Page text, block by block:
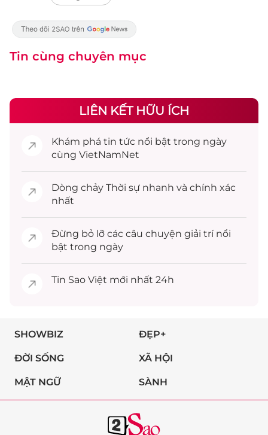
Tin cùng chuyên mục
LIÊN KẾT HỮU ÍCH
Khám phá tin tức nổi bật trong ngày
cùng VietNamNet
Dòng chảy Thời sự nhanh và chính xác
nhất
Đừng bỏ lỡ các câu chuyện giải trínổi
bật trong ngày
Tin Sao Việt mới nhất 24h
SHOWBIZ ĐẸP+
ĐỜI SỐNG XÃ HỘI
MẬT NGỮ SÀNH